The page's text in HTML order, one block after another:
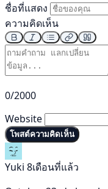
ชื่อที่แสดง
ความคิดเห็น
0/2000
Website
โพสต์ความคิดเห็น
Yuki 8เดือนที่แล้ว